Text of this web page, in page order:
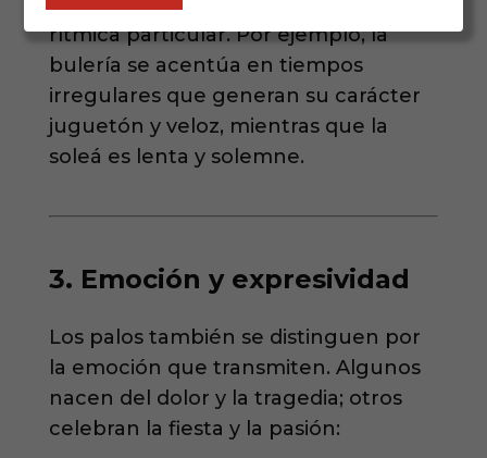
rítmica particular. Por ejemplo, la
bulería se acentúa en tiempos
irregulares que generan su carácter
juguetón y veloz, mientras que la
soleá es lenta y solemne.
3. Emoción y expresividad
Los palos también se distinguen por
la emoción que transmiten. Algunos
nacen del dolor y la tragedia; otros
celebran la fiesta y la pasión: